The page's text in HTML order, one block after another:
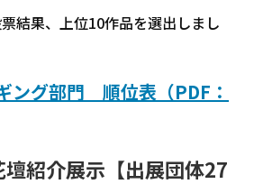
結果、上位10作品を選出しまし
ング部門 順位表（PDF：
壇紹介展示【出展団体27